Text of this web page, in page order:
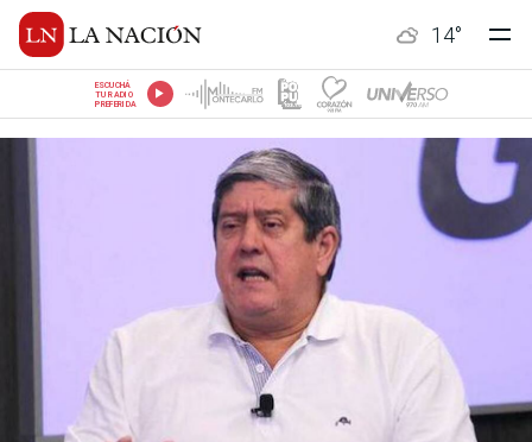
14°
ESCUCHÁ
TU RADIO
PREFERIDA